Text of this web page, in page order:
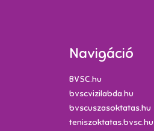
Navigáció
BVSC.hu
bvscvizilabda.hu
bvscuszasoktatas.hu
teniszoktatas.bvsc.hu